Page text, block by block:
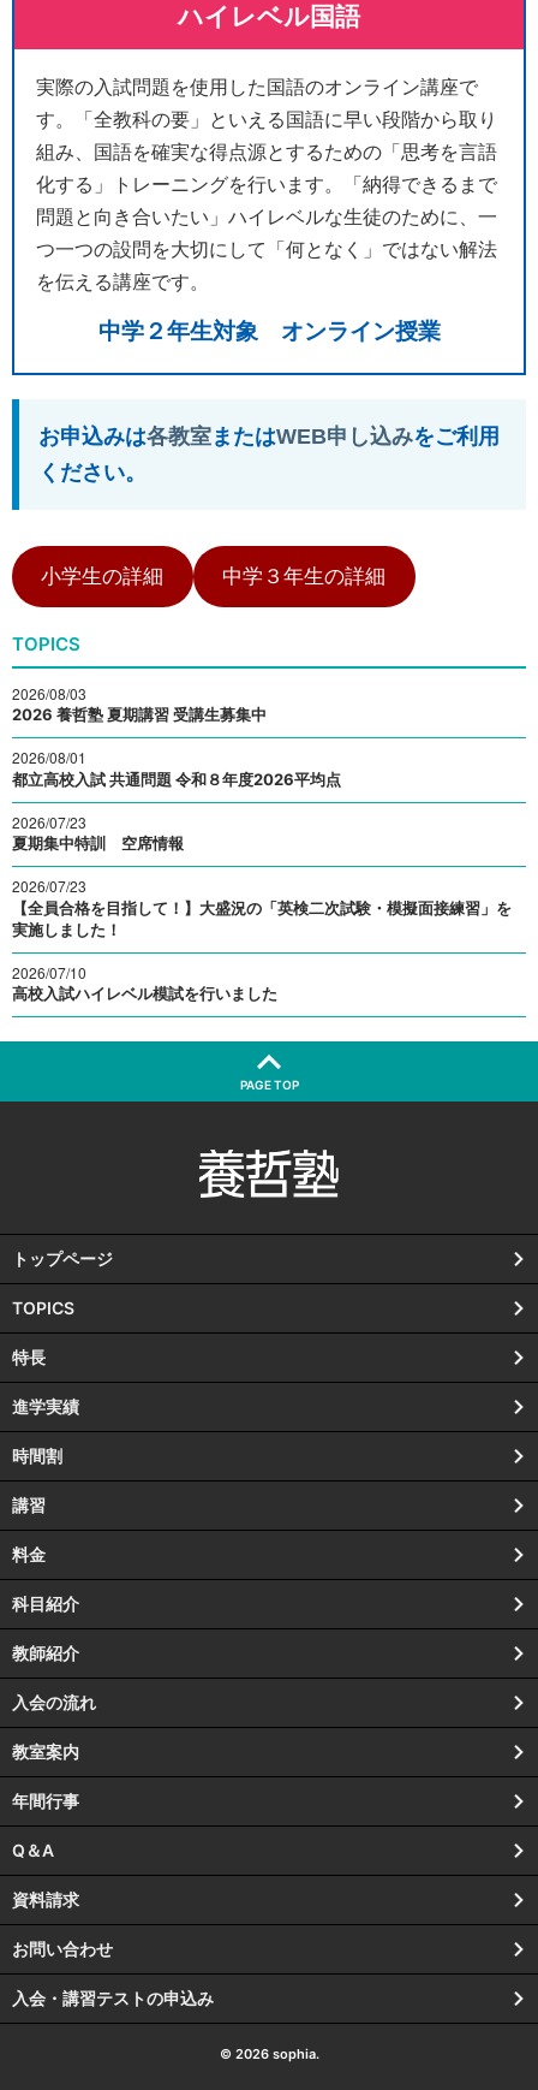
ハイレベル国語
実際の入試問題を使用した国語のオンライン講座で
す。「全教科の要」といえる国語に早い段階から取り
組み、国語を確実な得点源とするための「思考を言語
化する」トレーニングを行います。「納得できるまで
問題と向き合いたい」ハイレベルな生徒のために、一
つ一つの設問を大切にして「何となく」ではない解法
を伝える講座です。
中学２年生対象 オンライン授業
お申込みは各教室またはWEB申し込みをご利用
ください。
小学生の詳細 中学３年生の詳細
TOPICS
2026/08/03
2026 養哲塾 夏期講習 受講生募集中
2026/08/01
都立高校入試 共通問題 令和８年度2026平均点
2026/07/23
夏期集中特訓 空席情報
2026/07/23
【全員合格を目指して！】大盛況の「英検二次試験・模擬面接練習」を
実施しました！
2026/07/10
高校入試ハイレベル模試を行いました
PAGE TOP
トップページ
TOPICS
特長
進学実績
時間割
講習
料金
科目紹介
教師紹介
入会の流れ
教室案内
年間行事
Q＆A
資料請求
お問い合わせ
入会・講習テストの申込み
© 2026 sophia.